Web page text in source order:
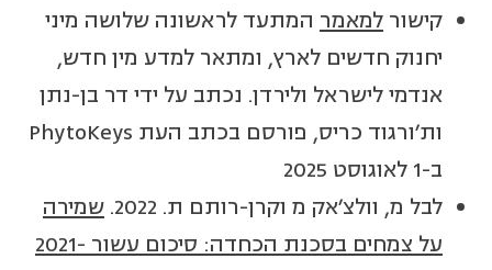
קישור למאמר המתעד לראשונה שלושה מיני
יחנוק חדשים לארץ, ומתאר למדע מין חדש,
אנדמי לישראל ולירדן. נכתב על ידי דר בן-נתן
ות'ורגוד כריס, פורסם בכתב העת PhytoKeys
ב-1 לאוגוסט 2025
לבל מ, וולצ'אק מ וקרן-רותם ת. 2022.
שמירה
על צמחים בסכנת הכחדה: סיכום עשור 2021-